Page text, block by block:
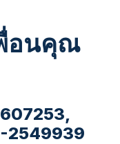
พื่อนคุณ
2549939